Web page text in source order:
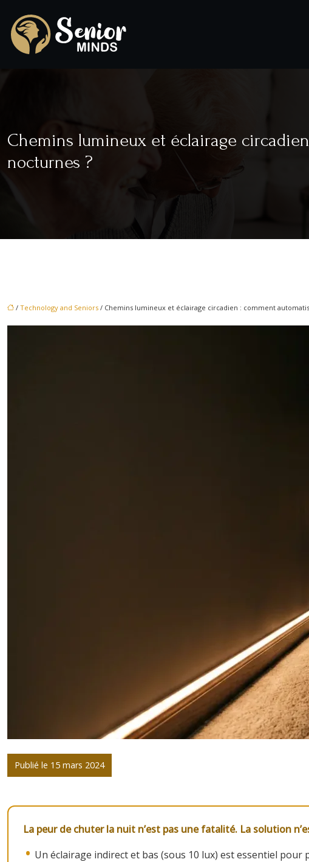
Chemins lumineux et éclairage
nocturnes ?
/ Technology and Seniors / Chemins lumineux et éclairage circadien : comment
Publié le 15 mars 2024
La peur de chuter la nuit n’est pas une fatalité. La solution
Un éclairage indirect et bas (sous 10 lux) est essentiel